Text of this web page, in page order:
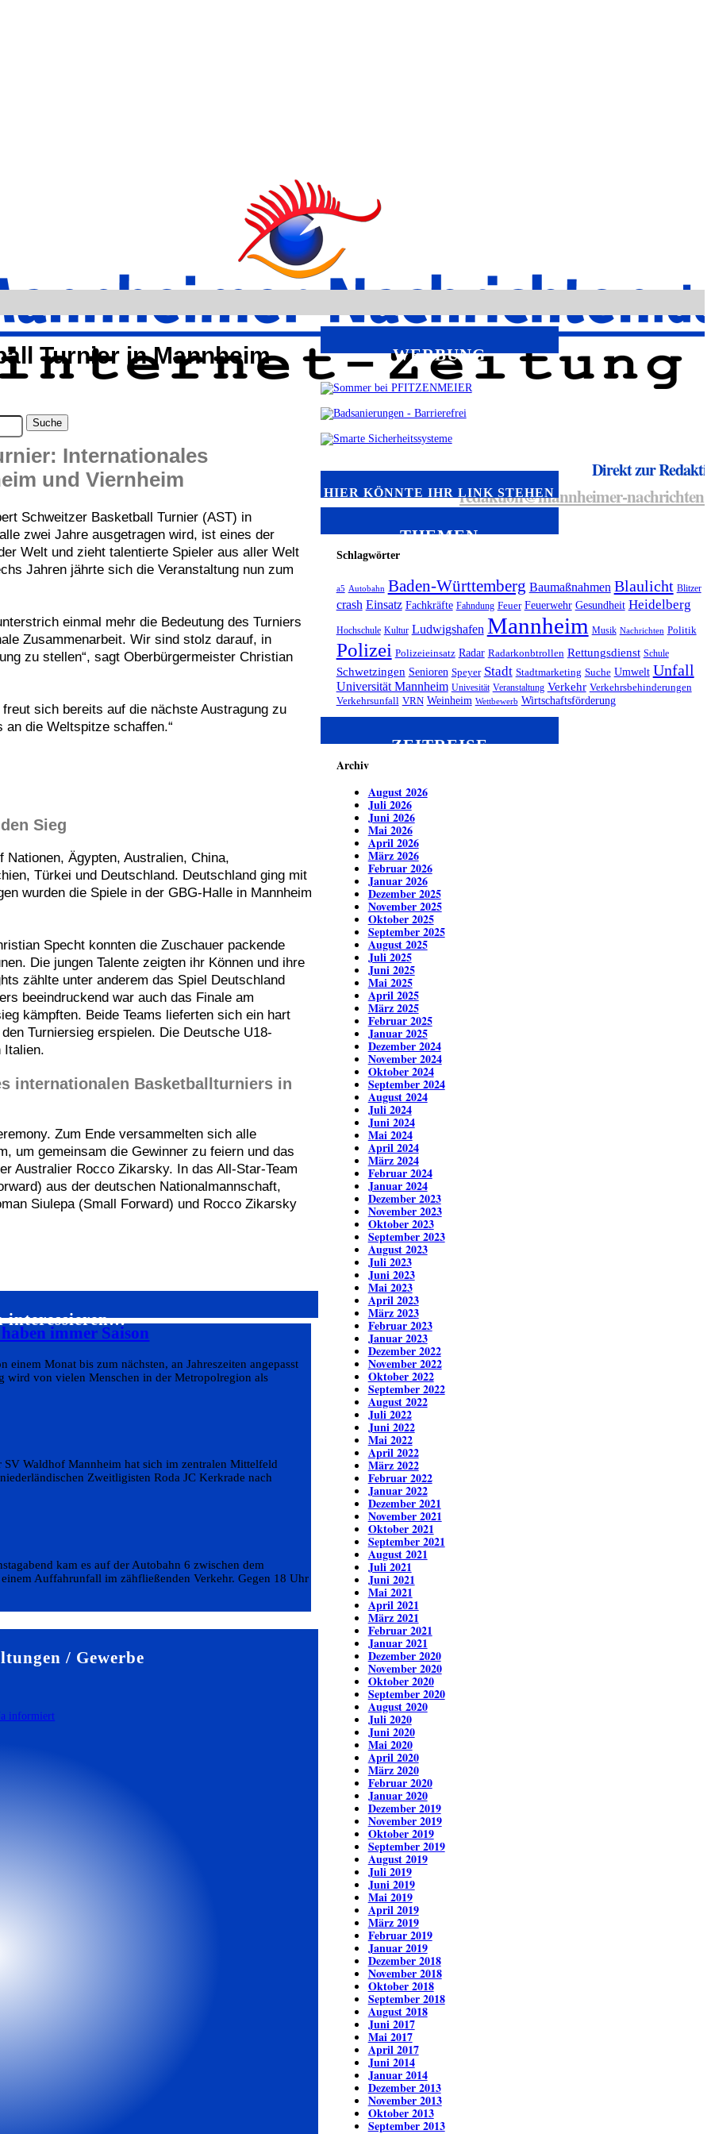
Direkt zur
redaktion@mannheimer-
Turnier in Mannheim
Internationales
und Viernheim
Schweitzer Basketball Turnier (AST) in
zwei Jahre ausgetragen wird, ist eines der
Welt und zieht talentierte Spieler aus aller Welt
Jahren jährte sich die Veranstaltung nun zum
einmal mehr die Bedeutung des Turniers
Zusammenarbeit. Wir sind stolz darauf, in
zu stellen“, sagt Oberbürgermeister Christian
sich bereits auf die nächste Austragung zu
die Weltspitze schaffen.“
Sieg
Ägypten, Australien, China,
Türkei und Deutschland. Deutschland ging mit
wurden die Spiele in der GBG-Halle in Mannheim
Specht konnten die Zuschauer packende
Die jungen Talente zeigten ihr Können und ihre
zählte unter anderem das Spiel Deutschland
beeindruckend war auch das Finale am
kämpften. Beide Teams lieferten sich ein hart
Turniersieg erspielen. Die Deutsche U18-
Italien.
internationalen Basketballturniers in
Zum Ende versammelten sich alle
um gemeinsam die Gewinner zu feiern und das
Australier Rocco Zikarsky. In das All-Star-Team
aus der deutschen Nationalmannschaft,
Siulepa (Small Forward) und Rocco Zikarsky
interessieren…
immer Saison
Monat bis zum nächsten, an Jahreszeiten angepasst
wird von vielen Menschen in der Metropolregion als
Waldhof Mannheim hat sich im zentralen Mittelfeld
Zweitligisten Roda JC Kerkrade nach
kam es auf der Autobahn 6 zwischen dem
Auffahrunfall im zähfließenden Verkehr. Gegen 18 Uhr
/ Gewerbe
WERBUNG
HIER KÖNNTE IHR LINK STEHEN
THEMEN
Schlagwörter
a5 Autobahn Baden-Württemberg Baumaßnahmen Blaulicht Blitzer
crash Einsatz Fachkräfte Fahndung Feuer Feuerwehr Gesundheit Heidelberg
Hochschule Kultur Ludwigshafen Mannheim Musik Nachrichten Politik
Polizei Polizeieinsatz Radar Radarkonbtrollen Rettungsdienst Schule
Schwetzingen Senioren Speyer Stadt Stadtmarketing Suche Umwelt Unfall
Universität Mannheim Univesität Veranstaltung Verkehr Verkehrsbehinderungen
Verkehrsunfall VRN Weinheim Wettbewerb Wirtschaftsförderung
ZEITREISE
Archiv
August 2026
Juli 2026
Juni 2026
Mai 2026
April 2026
März 2026
Februar 2026
Januar 2026
Dezember 2025
November 2025
Oktober 2025
September 2025
August 2025
Juli 2025
Juni 2025
Mai 2025
April 2025
März 2025
Februar 2025
Januar 2025
Dezember 2024
November 2024
Oktober 2024
September 2024
August 2024
Juli 2024
Juni 2024
Mai 2024
April 2024
März 2024
Februar 2024
Januar 2024
Dezember 2023
November 2023
Oktober 2023
September 2023
August 2023
Juli 2023
Juni 2023
Mai 2023
April 2023
März 2023
Februar 2023
Januar 2023
Dezember 2022
November 2022
Oktober 2022
September 2022
August 2022
Juli 2022
Juni 2022
Mai 2022
April 2022
März 2022
Februar 2022
Januar 2022
Dezember 2021
November 2021
Oktober 2021
September 2021
August 2021
Juli 2021
Juni 2021
Mai 2021
April 2021
März 2021
Februar 2021
Januar 2021
Dezember 2020
November 2020
Oktober 2020
September 2020
August 2020
Juli 2020
Juni 2020
Mai 2020
April 2020
März 2020
Februar 2020
Januar 2020
Dezember 2019
November 2019
Oktober 2019
September 2019
August 2019
Juli 2019
Juni 2019
Mai 2019
April 2019
März 2019
Februar 2019
Januar 2019
Dezember 2018
November 2018
Oktober 2018
September 2018
August 2018
Juni 2017
Mai 2017
April 2017
Juni 2014
Januar 2014
Dezember 2013
November 2013
Oktober 2013
September 2013